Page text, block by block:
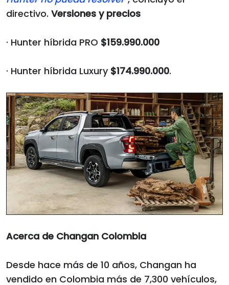
directivo. Versiones y precios
· Hunter híbrida PRO $159.990.000
· Hunter híbrida Luxury $174.990.000.
Acerca de Changan Colombia
Desde hace más de 10 años, Changan ha
vendido en Colombia más de 7,300 vehículos,